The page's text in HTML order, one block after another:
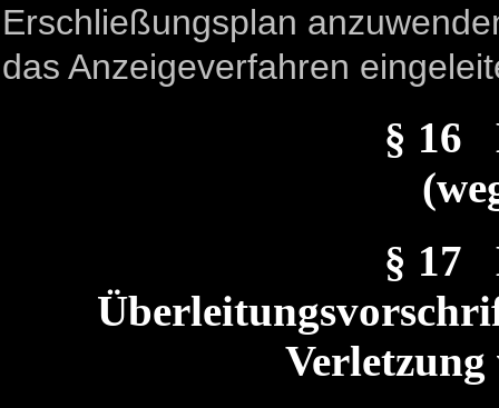
Erschließungsplan
das Anzeigeverfahren
§ 16
§ 17